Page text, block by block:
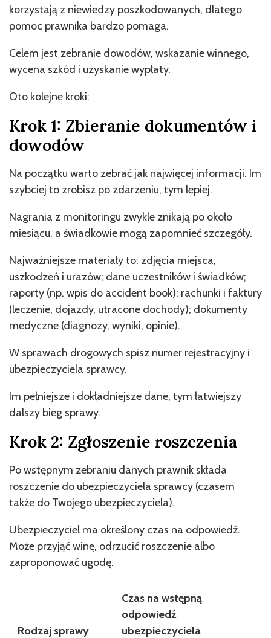
korzystają z niewiedzy poszkodowanych, dlatego
pomoc prawnika bardzo pomaga.
Celem jest zebranie dowodów, wskazanie winnego,
wycena szkód i uzyskanie wypłaty.
Oto kolejne kroki:
Krok 1: Zbieranie dokumentów i
dowodów
Na początku warto zebrać jak najwięcej informacji. Im
szybciej to zrobisz po zdarzeniu, tym lepiej.
Nagrania z monitoringu zwykle znikają po około
miesiącu, a świadkowie mogą zapomnieć szczegóły.
Najważniejsze materiały to: zdjęcia miejsca,
uszkodzeń i urazów; dane uczestników i świadków;
raporty (np. wpis do accident book); rachunki i faktury
(leczenie, dojazdy, utracone dochody); dokumenty
medyczne (diagnozy, wyniki, opinie).
W sprawach drogowych spisz numer rejestracyjny i
ubezpieczyciela sprawcy.
Im pełniejsze i dokładniejsze dane, tym łatwiejszy
dalszy bieg sprawy.
Krok 2: Zgłoszenie roszczenia
Po wstępnym zebraniu danych prawnik składa
roszczenie do ubezpieczyciela sprawcy (czasem
także do Twojego ubezpieczyciela).
Ubezpieczyciel ma określony czas na odpowiedź.
Może przyjąć winę, odrzucić roszczenie albo
zaproponować ugodę.
Rodzaj sprawy
Czas na wstępną
odpowiedź
ubezpieczyciela